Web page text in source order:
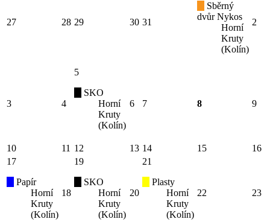
27 28 29 30 31
Sběrný
dvůr Nykos
Horní
Kruty
(Kolín)
2
3 4
5
SKO
Horní
Kruty
(Kolín)
6 7 8 9
10 11 12 13 14 15
16
17
Papír
Horní
Kruty
(Kolín)
18
19
SKO
Horní
Kruty
(Kolín)
20
21
Plasty
Horní
Kruty
(Kolín)
22 23